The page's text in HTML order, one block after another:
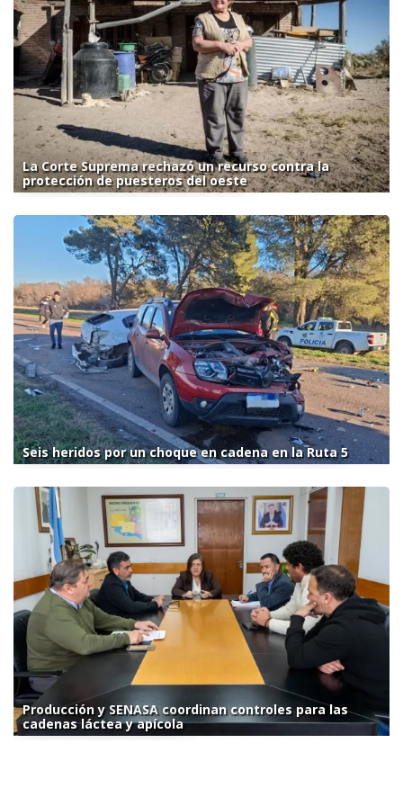
La Corte Suprema rechazó un recurso contra la
protección de puesteros del oeste
Seis heridos por un choque en cadena en la Ruta 5
Producción y SENASA coordinan controles para las
cadenas láctea y apícola